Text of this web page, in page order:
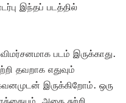
இந்தப் படத்தில்
படம் இருக்காது.
தவறாக எதுவும்
இருக்கிறோம். ஒரு
அதை சுற்றி